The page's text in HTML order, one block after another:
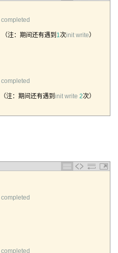
completed
（注：期间还有遇到 1 次init write）
completed
（注：期间还有遇到 init write 2次）
completed
completed